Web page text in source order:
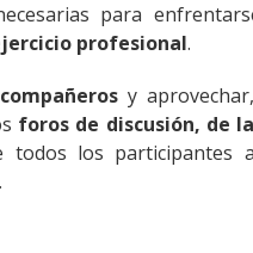
para
profesional.
y
foros de discusión, de
todos los participantes